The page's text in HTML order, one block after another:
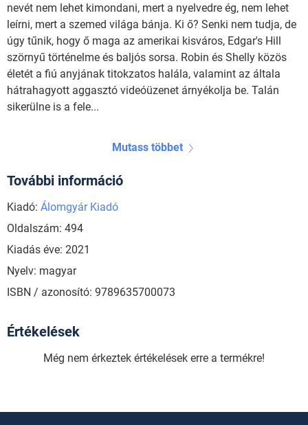
nevét nem lehet kimondani, mert a nyelvedre ég, nem lehet
leírni, mert a szemed világa bánja. Ki ő? Senki nem tudja, de
úgy tűnik, hogy ő maga az amerikai kisváros, Edgar's Hill
szörnyű történelme és baljós sorsa. Robin és Shelly közös
életét a fiú anyjának titokzatos halála, valamint az általa
hátrahagyott aggasztó videóüzenet árnyékolja be. Talán
sikerülne is a fele...
Mutass többet
További információ
Kiadó: Álomgyár Kiadó
Oldalszám: 494
Kiadás éve: 2021
Nyelv: magyar
ISBN / azonosító: 9789635700073
Értékelések
Még nem érkeztek értékelések erre a termékre!